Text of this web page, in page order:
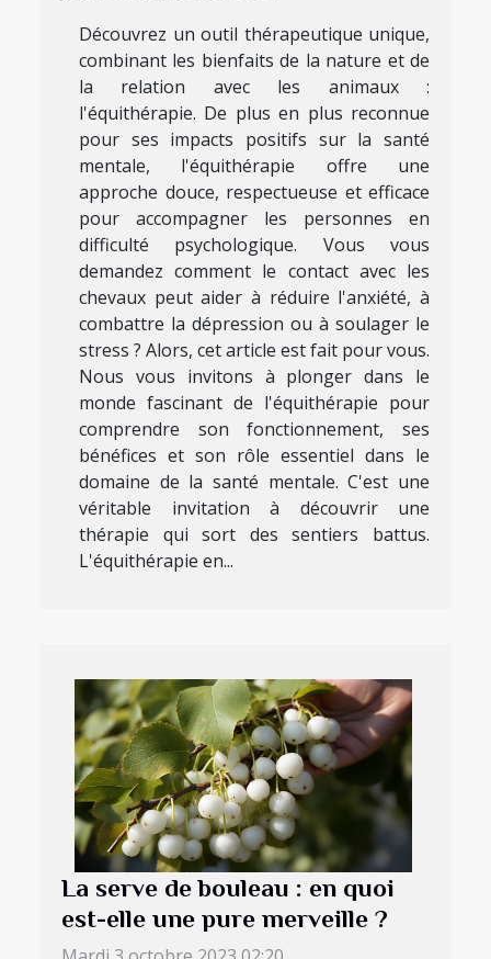
Découvrez un outil thérapeutique unique,
combinant les bienfaits de la nature et de
la relation avec les animaux :
l'équithérapie. De plus en plus reconnue
pour ses impacts positifs sur la santé
mentale, l'équithérapie offre une
approche douce, respectueuse et efficace
pour accompagner les personnes en
difficulté psychologique. Vous vous
demandez comment le contact avec les
chevaux peut aider à réduire l'anxiété, à
combattre la dépression ou à soulager le
stress ? Alors, cet article est fait pour vous.
Nous vous invitons à plonger dans le
monde fascinant de l'équithérapie pour
comprendre son fonctionnement, ses
bénéfices et son rôle essentiel dans le
domaine de la santé mentale. C'est une
véritable invitation à découvrir une
thérapie qui sort des sentiers battus.
L'équithérapie en...
La serve de bouleau : en quoi
est-elle une pure merveille ?